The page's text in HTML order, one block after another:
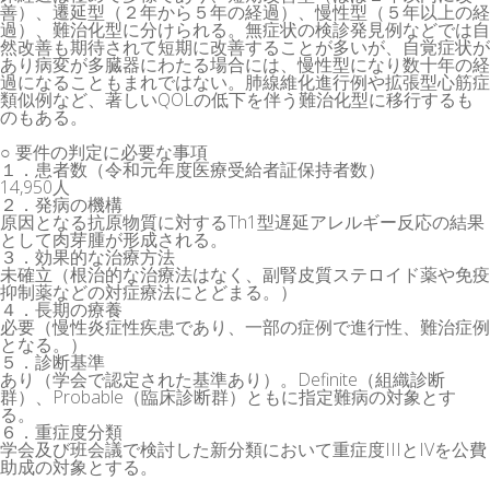
善）、遷延型（２年から５年の経過）、慢性型（５年以上の経
過）、難治化型に分けられる。無症状の検診発見例などでは自
然改善も期待されて短期に改善することが多いが、自覚症状が
あり病変が多臓器にわたる場合には、慢性型になり数十年の経
過になることもまれではない。肺線維化進行例や拡張型心筋症
類似例など、著しいQOLの低下を伴う難治化型に移行するも
のもある。
○ 要件の判定に必要な事項
１．患者数（令和元年度医療受給者証保持者数）
14,950人
２．発病の機構
原因となる抗原物質に対するTh1型遅延アレルギー反応の結果
として肉芽腫が形成される。
３．効果的な治療方法
未確立（根治的な治療法はなく、副腎皮質ステロイド薬や免疫
抑制薬などの対症療法にとどまる。）
４．長期の療養
必要（慢性炎症性疾患であり、一部の症例で進行性、難治症例
となる。）
５．診断基準
あり（学会で認定された基準あり）。Definite（組織診断
群）、Probable（臨床診断群）ともに指定難病の対象とす
る。
６．重症度分類
学会及び班会議で検討した新分類において重症度IIIとIVを公費
助成の対象とする。